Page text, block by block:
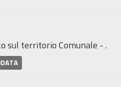
sul territorio Comunale - .